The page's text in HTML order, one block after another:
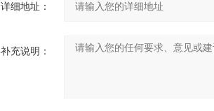
详细地址：
补充说明：